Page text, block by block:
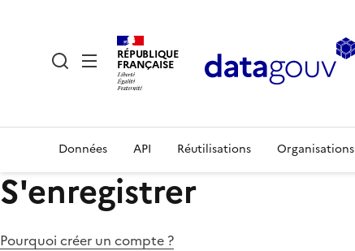
RÉPUBLIQUE
FRANÇAISE
Données API Réutilisations Organisations
S'enregistrer
Pourquoi créer un compte ?